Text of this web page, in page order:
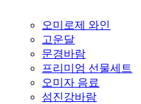
오미로제 와인
고운달
문경바람
프리미엄 선물세트
오미자 음료
섬진강바람